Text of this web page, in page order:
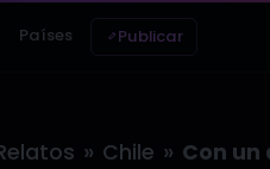
Países Publicar
» Chile » Con un